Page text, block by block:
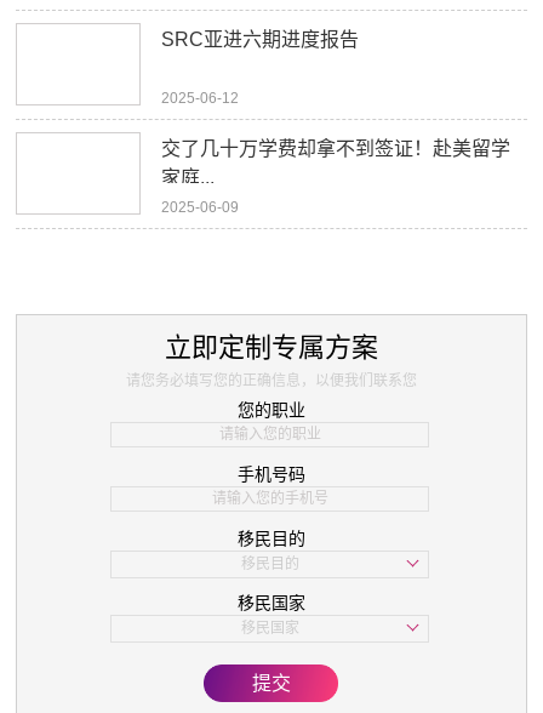
SRC亚进六期进度报告
2025-06-12
交了几十万学费却拿不到签证！赴美留学
家庭...
2025-06-09
立即定制专属方案
请您务必填写您的正确信息，以便我们联系您
您的职业
手机号码
移民目的
移民目的
子女教育
移民国家
移民国家
欧洲
亚洲
提交